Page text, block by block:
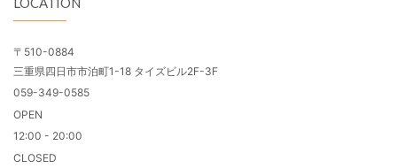
〒510-0884
三重県四日市市泊町1-18 タイズビル2F-3F
059-349-0585
OPEN
12:00 - 20:00
CLOSED